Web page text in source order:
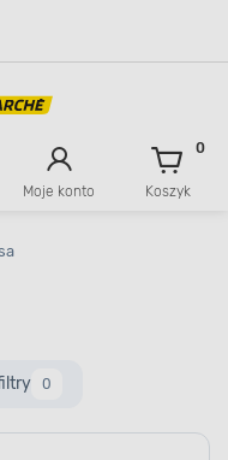
Moje konto Koszyk
0
0